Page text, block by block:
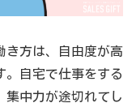
き方は、自由度が高
。自宅で仕事をする
集中力が途切れてし